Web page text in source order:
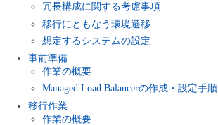
管理機能
すべてのメニューを見る
サポート
管理機能
すべてのメニューを見る
IoT
モニタリング/監査
サポート
- 新規お申し込み方法
- 初期設定・確認
- ユーザー機能の管理
- データと分析
- IoT
- マルチクラウド利用
故障/メンテナンス履歴
メンテナンス予定
定期メンテナンス
パートナー
協業パートナー
トレーニング/操作動画
脱炭素化
冗長構成に関する考慮事項
移行にともなう環境遷移
想定するシステムの設定
事前準備
作業の概要
Managed Load Balancerの作成・設定手順
移行作業
作業の概要